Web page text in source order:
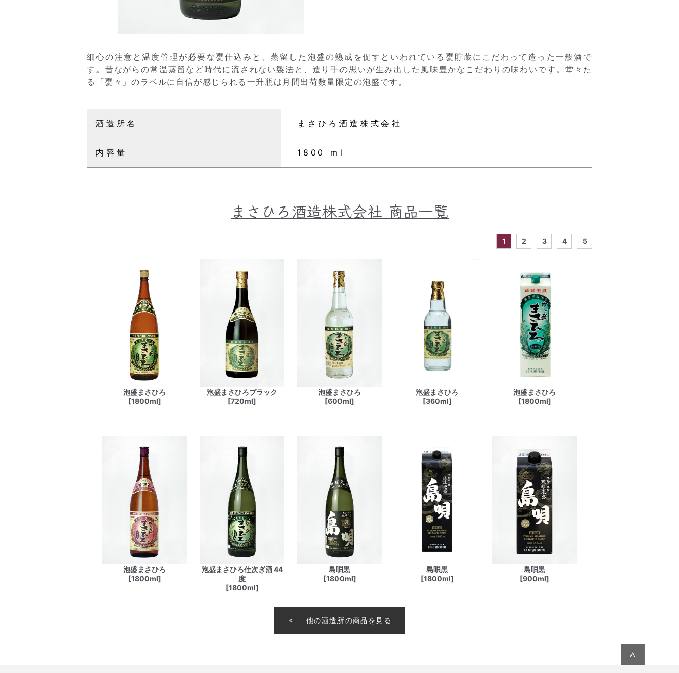
細心の注意と温度管理が必要な甕仕込みと、蒸留した泡盛の熟成を促すといわれている甕貯蔵にこだわって造った一般酒で
す。昔ながらの常温蒸留など時代に流されない製法と、造り手の思いが生み出した風味豊かなこだわりの味わいです。堂々た
る「甕々」のラベルに自信が感じられる一升瓶は月間出荷数量限定の泡盛です。
酒造所名 まさひろ酒造株式会社
内容量 1800 ml
まさひろ酒造株式会社 商品一覧
1 2 3 4 5
泡盛まさひろ
[1800ml]
泡盛まさひろブラック
[720ml]
泡盛まさひろ
[600ml]
泡盛まさひろ
[360ml]
泡盛まさひろ
[1800ml]
泡盛まさひろ
[1800ml]
泡盛まさひろ仕次ぎ酒 44
度
[1800ml]
島唄黒
[1800ml]
島唄黒
[1800ml]
島唄黒
[900ml]
他の酒造所の商品を見る
∧